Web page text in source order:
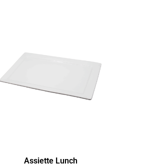
Assiette Lunch